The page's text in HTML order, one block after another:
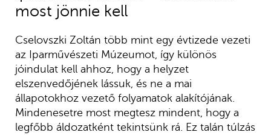
most jönnie kell
Cselovszki Zoltán több mint egy évtizede vezeti
az Iparművészeti Múzeumot, így különös
jóindulat kell ahhoz, hogy a helyzet
elszenvedőjének lássuk, és ne a mai
állapotokhoz vezető folyamatok alakítójának.
Mindenesetre most megtesz mindent, hogy a
legfőbb áldozatként tekintsünk rá. Ez talán túlzás